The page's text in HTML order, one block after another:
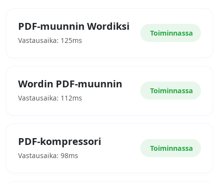
PDF-muunnin Wordiksi
Vastausaika: 125ms
Toiminnassa
Wordin PDF-muunnin
Vastausaika: 112ms
Toiminnassa
PDF-kompressori
Vastausaika: 98ms
Toiminnassa